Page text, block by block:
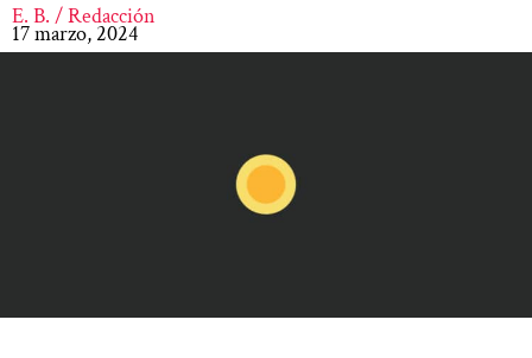
E. B. / Redacción
17 marzo, 2024